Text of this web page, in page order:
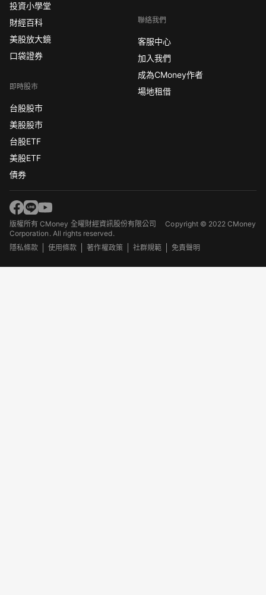
投資小學堂
財經百科
美股放大鏡
口袋證券
即時股市
台股股市
美股股市
台股ETF
美股ETF
債券
聯絡我們
客服中心
加入我們
成為CMoney作者
場地租借
版權所有 CMoney 全曜財經資訊股份有限公司Copyright © 2022 CMoney
Corporation. All rights reserved.
隱私條款
使用條款 著作權政策 社群規範 免責聲明